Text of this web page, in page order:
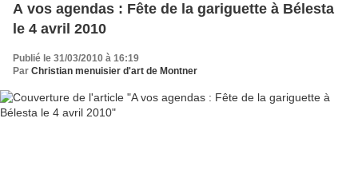
A vos agendas : Fête de la gariguette à Bélesta
le 4 avril 2010
Publié le 31/03/2010 à 16:19
Par Christian menuisier d'art de Montner